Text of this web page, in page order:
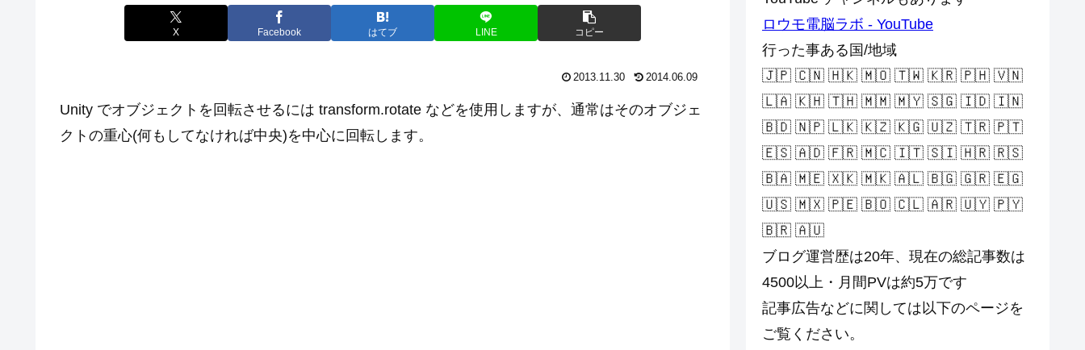
X Facebook はてブ LINE コピー
2013.11.30 2014.06.09
Unity でオブジェクトを回転させるには transform.rotate などを使用しますが、通常はそのオブジェ
クトの重心(何もしてなければ中央)を中心に回転します。
ロウモ電脳ラボ - YouTube
行った事ある国/地域
🇯🇵 🇨🇳 🇭🇰 🇲🇴 🇹🇼 🇰🇷 🇵🇭 🇻🇳
🇱🇦 🇰🇭 🇹🇭 🇲🇲 🇲🇾 🇸🇬 🇮🇩 🇮🇳
🇧🇩 🇳🇵 🇱🇰 🇰🇿 🇰🇬 🇺🇿 🇹🇷 🇵🇹
🇪🇸 🇦🇩 🇫🇷 🇲🇨 🇮🇹 🇸🇮 🇭🇷 🇷🇸
🇧🇦 🇲🇪 🇽🇰 🇲🇰 🇦🇱 🇧🇬 🇬🇷 🇪🇬
🇺🇸 🇲🇽 🇵🇪 🇧🇴 🇨🇱 🇦🇷 🇺🇾 🇵🇾
🇧🇷 🇦🇺
ブログ運営歴は20年、現在の総記事数は
4500以上・月間PVは約5万です
記事広告などに関しては以下のページを
ご覧ください。